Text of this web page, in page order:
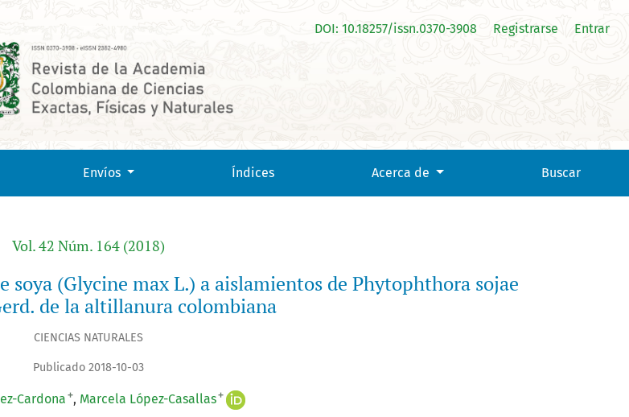
de Phytophthora sojae Kaufm. &amp; Gerd. de la altillanura colombiana
Envíos Índices Acerca de Buscar
DOI: 10.18257/issn.0370-3908 Registrarse Entrar
Vol. 42 Núm. 164 (2018)
soya (Glycine max L.) a aislamientos de Phytophthora sojae
de la altillanura colombiana
CIENCIAS NATURALES
Publicado 2018-10-03
Cardona + Marcela López-Casallas+